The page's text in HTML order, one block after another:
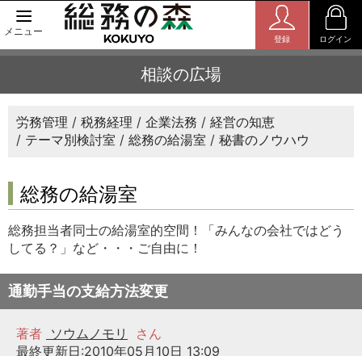
メニュー
登録 ログイン
相談の広場
労務管理 税務経理 企業法務
経営の知恵
テーマ別検討室
総務の給湯室 秘書のノウハウ
総務の給湯室
総務担当者同士の給湯室的空間！「みんなの会社ではどう
してる？」など・・・ご自由に！
通勤手当の支給方法変更
著者 ソウムノモリ
さん
最終更新日:2010年05月10日 13:09